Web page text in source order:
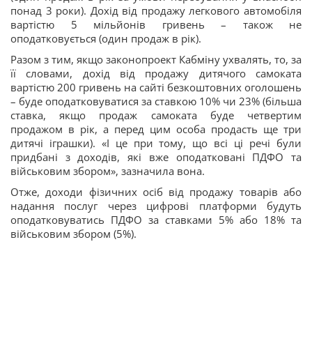
понад 3 роки). Дохід від продажу легкового автомобіля
вартістю 5 мільйонів гривень – також не
оподатковується (один продаж в рік).
Разом з тим, якщо законопроект Кабміну ухвалять, то, за
її словами, дохід від продажу дитячого самоката
вартістю 200 гривень на сайті безкоштовних оголошень
– буде оподатковуватися за ставкою 10% чи 23% (більша
ставка, якщо продаж самоката буде четвертим
продажом в рік, а перед цим особа продасть ще три
дитячі іграшки). «І це при тому, що всі ці речі були
придбані з доходів, які вже оподатковані ПДФО та
військовим збором», зазначила вона.
Отже, доходи фізичних осіб від продажу товарів або
надання послуг через цифрові платформи будуть
оподатковуватись ПДФО за ставками 5% або 18% та
військовим збором (5%).